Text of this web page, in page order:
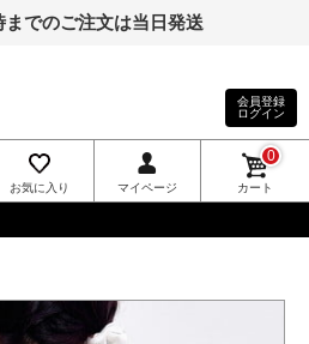
でのご注文は当日発送
会員登録
ログイン
お気に入り マイページ カート
0